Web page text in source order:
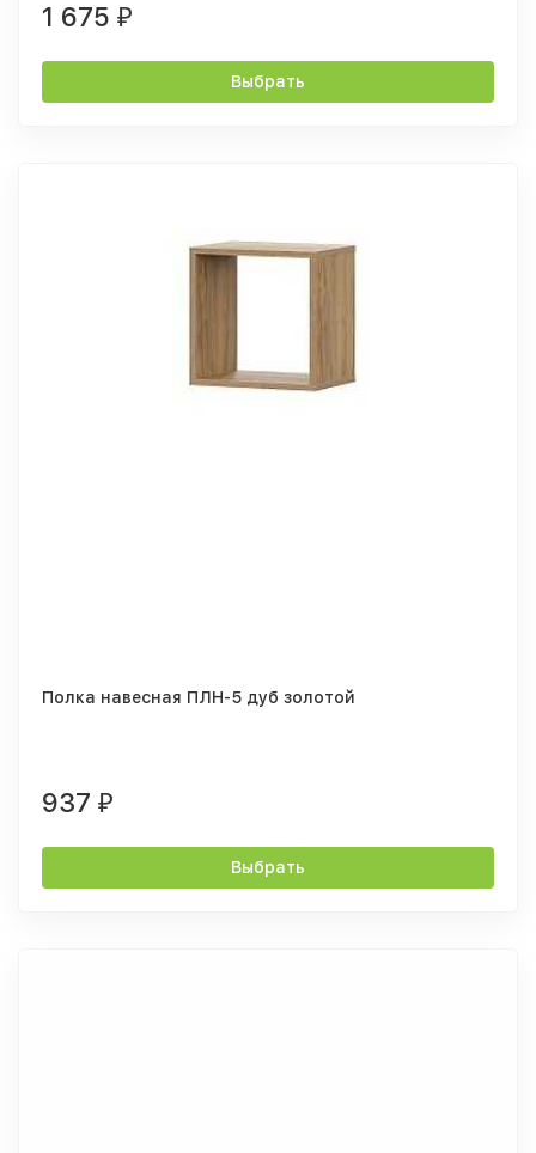
1 675 ₽
Выбрать
Полка навесная ПЛН-5 дуб золотой
937 ₽
Выбрать